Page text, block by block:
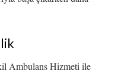
Ambulans Hizmeti ile